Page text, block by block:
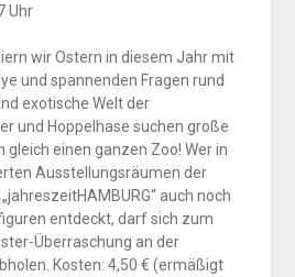
Uhr
wir Ostern in diesem Jahr mit
und spannenden Fragen rund
exotische Welt der
und Hoppelhase suchen große
gleich einen ganzen Zoo! Wer in
Ausstellungsräumen der
auch noch
entdeckt, darf sich zum
Überraschung an der
Kosten: 4,50 € (ermäßigt